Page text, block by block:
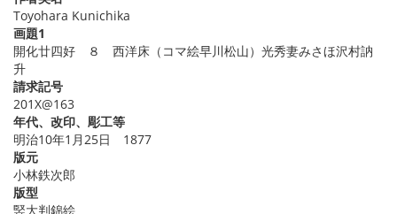
Toyohara Kunichika
画題1
開化廿四好 ８ 西洋床（コマ絵早川松山）光秀妻みさほ沢村訥
升
請求記号
201X@163
年代、改印、彫工等
明治10年1月25日 1877
版元
小林鉄次郎
版型
竪大判錦絵